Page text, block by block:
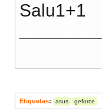
Salu1+1
Etiquetas: asus geforce